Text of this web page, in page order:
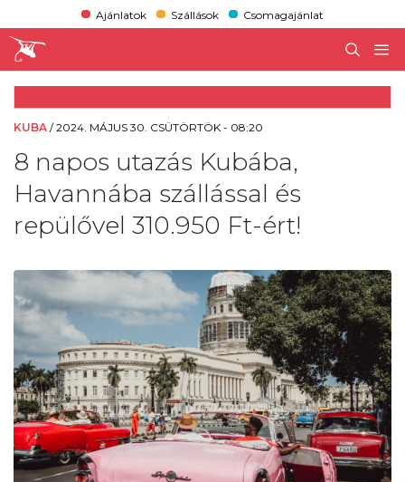
Ajánlatok Szállások Csomagajánlat
KUBA /2024. MÁJUS 30. CSÜTÖRTÖK - 08:20
8 napos utazás Kubába,
Havannába szállással és
repülővel 310.950 Ft-ért!